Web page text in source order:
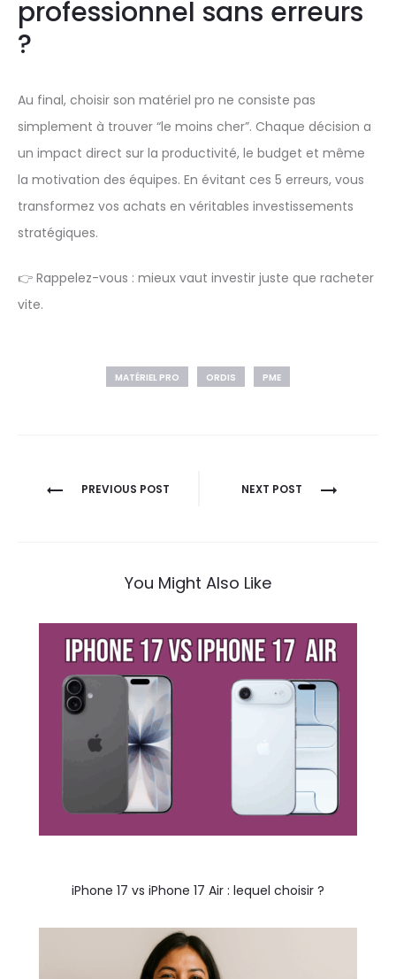
professionnel sans erreurs
?
Au final, choisir son matériel pro ne consiste pas
simplement à trouver “le moins cher”. Chaque décision a
un impact direct sur la productivité, le budget et même
la motivation des équipes. En évitant ces 5 erreurs, vous
transformez vos achats en véritables investissements
stratégiques.
👉 Rappelez-vous : mieux vaut investir juste que racheter
vite.
MATÉRIEL PRO ORDIS PME
Navigation
PREVIOUS POST NEXT POST
You Might Also Like
iPhone 17 vs iPhone 17 Air : lequel choisir ?